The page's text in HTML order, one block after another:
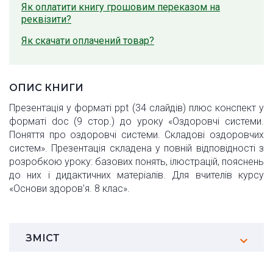
Як оплатити книгу грошовим переказом на
реквізити?
Як скачати оплачений товар?
ОПИС КНИГИ
Презентація у форматі ppt (34 слайдів) плюс конспект у
форматі doc (9 стор.) до уроку «Оздоровчі системи.
Поняття про оздоровчі системи. Складові оздоровчих
систем». Презентація складена у повній відповідності з
розробкою уроку: базових понять, ілюстрацій, пояснень
до них і дидактичних матеріалів. Для вчителів курсу
«Основи здоров’я. 8 клас».
ЗМІСТ